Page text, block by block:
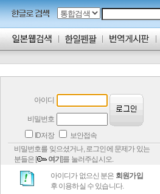
아이디
비밀번호
ID저장
보안접속
비밀번호를 잊으셨거나, 로그인에 문제가 있는
분들은 [
여기]를 눌러주십시오.
아이디가 없으신 분은 회원가입
후 이용하실 수 있습니다.